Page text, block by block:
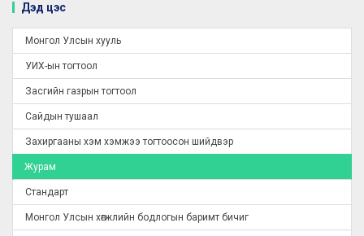
Дэд цэс
Монгол Улсын хууль
УИХ-ын тогтоол
Засгийн газрын тогтоол
Сайдын тушаал
Захиргааны хэм хэмжээ тогтоосон шийдвэр
Журам
Стандарт
Монгол Улсын хөгжлийн бодлогын баримт бичиг